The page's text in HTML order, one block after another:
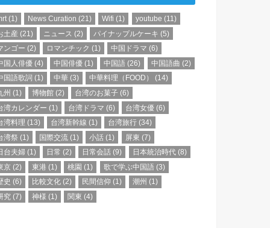
(1) News Curation (21) Wifi (1) youtube (11)
土産 (21) ニュース (2) パイナップルケーキ (5)
ンゴー (2) ロマンチック (1) 中国ドラマ (6)
国人俳優 (4) 中国俳優 (1) 中国語 (26) 中国語曲 (2)
国語歌詞 (1) 中華 (3) 中華料理（FOOD）
(14)
州 (1) 博物館 (2) 台湾のお菓子 (6)
湾カレンダー (1) 台湾ドラマ (6) 台湾女優 (6)
湾料理 (13) 台湾新幹線 (1) 台湾旅行 (34)
湾祭 (1) 国際交流 (1) 小話 (1) 屏東 (7)
台夫婦 (1) 日常 (2) 日常会話 (9) 日本統治時代(8)
京 (2) 東港 (1) 桃園 (1) 歌で学ぶ中国語 (3)
史 (6) 比較文化 (2) 民間信仰 (1) 潮州 (1)
究 (7) 神様 (1) 関東 (4)